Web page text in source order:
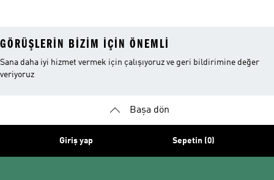
GÖRÜŞLERIN BIZIM IÇIN ÖNEMLI
Sana daha iyi hizmet vermek için çalışıyoruz ve geri bildirimine değer
veriyoruz
Başa dön
Giriş yap Sepetin (0)